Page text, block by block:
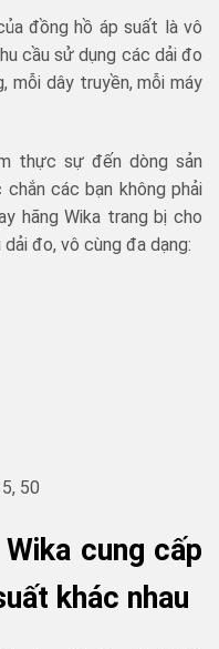
đồng hồ áp suất là vô
cầu sử dụng các dải đo
mỗi dây truyền, mỗi máy
thực sự đến dòng sản
chắn các bạn không phải
hãng Wika trang bị cho
đo, vô cùng đa dạng:
50
cung cấp
khác nhau